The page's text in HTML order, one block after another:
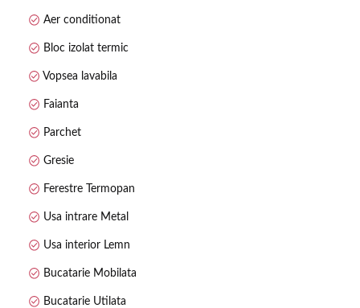
Acces facil la mijloacele de transport in comun.
Aer conditionat
Bloc izolat termic
Vopsea lavabila
Faianta
Parchet
Gresie
Ferestre Termopan
Usa intrare Metal
Usa interior Lemn
Bucatarie Mobilata
Bucatarie Utilata